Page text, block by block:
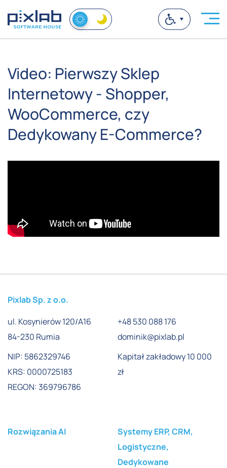
Video: Pierwszy Sklep
Internetowy - Shopper,
WooCommerce, czy
Dedykowany E-Commerce?
Pixlab Sp. z o.o.
ul. Kosynierów 120/A16
84-230 Rumia
+48 530 088 176
dominik@pixlab.pl
NIP: 5862329746
KRS: 0000725183
REGON: 369796786
Kapitał zakładowy 10 000
zł
Rozwiązania AI
Systemy ERP, CRM,
Logistyczne,
Dedykowane